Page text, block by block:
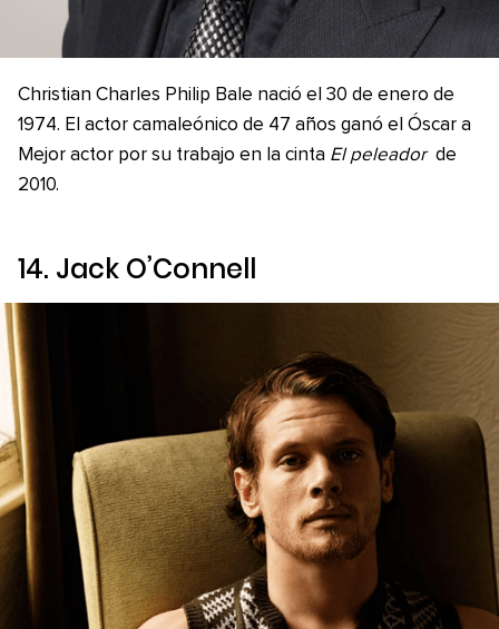
Christian Charles Philip Bale nació el 30 de enero de
1974. El actor camaleónico de 47 años ganó el Óscar a
Mejor actor por su trabajo en la cinta El peleador de
2010.
14. Jack O’Connell